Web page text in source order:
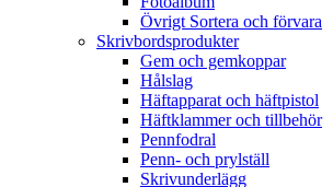
Övrigt Sortera och förvara
Skrivbordsprodukter
Gem och gemkoppar
Hålslag
Häftapparat och häftpistol
Häftklammer och tillbehör
Pennfodral
Penn- och prylställ
Skrivunderlägg